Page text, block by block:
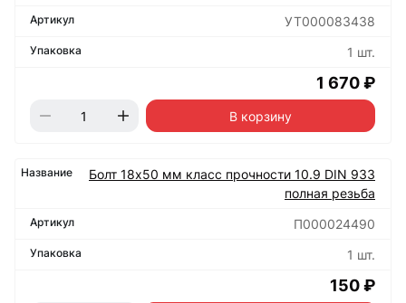
УТ000083438
1 шт.
1 670 ₽
В корзину
Болт 18х50 мм класс прочности 10.9 DIN 933
полная резьба
П000024490
1 шт.
150 ₽